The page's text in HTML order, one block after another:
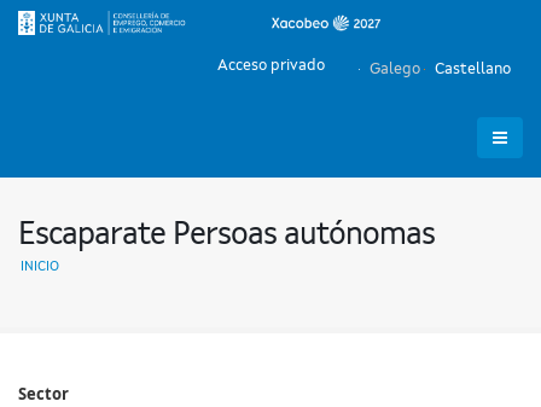
Galego Castellano
Acceso privado
Escaparate Persoas autónomas
INICIO
Sector